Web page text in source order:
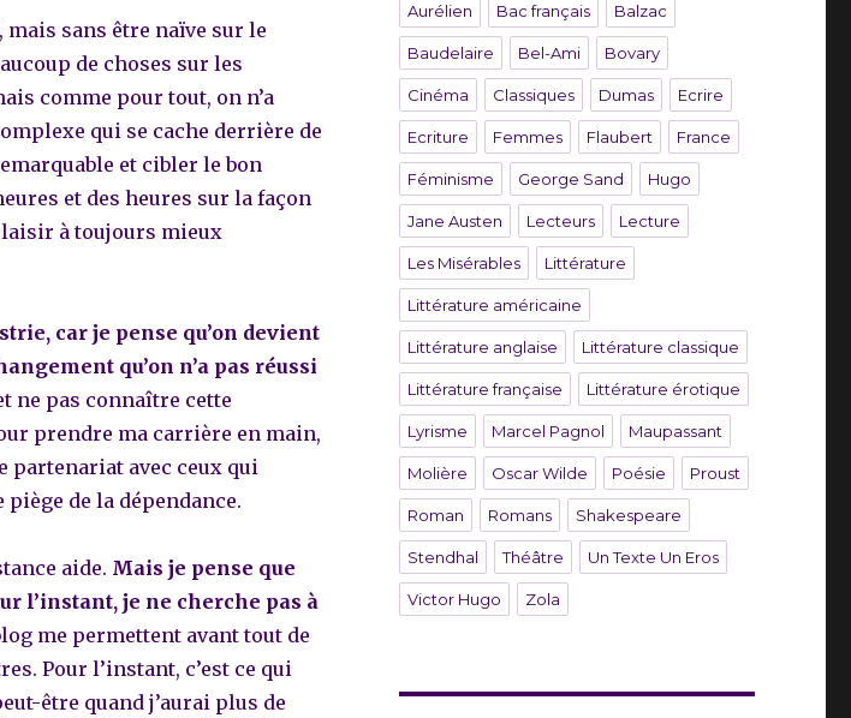
mais sans être naïve sur le
de choses sur les
comme pour tout, on n’a
qui se cache derrière de
et cibler le bon
et des heures sur la façon
à toujours mieux
car je pense qu’on devient
qu’on n’a pas réussi
ne pas connaître cette
prendre ma carrière en main,
partenariat avec ceux qui
de la dépendance.
aide. Mais je pense que
l’instant, je ne cherche pas à
me permettent avant tout de
Pour l’instant, c’est ce qui
être quand j’aurai plus de
Aurélien Bac français Balzac
Baudelaire Bel-Ami Bovary
Cinéma Classiques Dumas Ecrire
Ecriture Femmes Flaubert France
Féminisme George Sand Hugo
Jane Austen Lecteurs Lecture
Les Misérables Littérature
Littérature américaine
Littérature anglaise Littérature classique
Littérature française Littérature érotique
Lyrisme Marcel Pagnol Maupassant
Molière Oscar Wilde Poésie Proust
Roman Romans Shakespeare
Stendhal Théâtre Un Texte Un Eros
Victor Hugo Zola